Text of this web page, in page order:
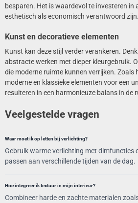
besparen. Het is waardevol te investeren in
esthetisch als economisch verantwoord zijn.
Kunst en decoratieve elementen
Kunst kan deze stijl verder verankeren.
abstracte werken met dieper kleurgebruik.
die moderne ruimte kunnen verrijken. Zoals
moderne en klassieke elementen voor een
resulteren in een harmonieuze balans in de
Veelgestelde vragen
Waar moet ik op letten bij verlichting?
Gebruik warme verlichting met dimfuncties
passen aan verschillende tijden van de dag.
Hoe integreer ik textuur in mijn interieur?
Combineer harde en zachte materialen